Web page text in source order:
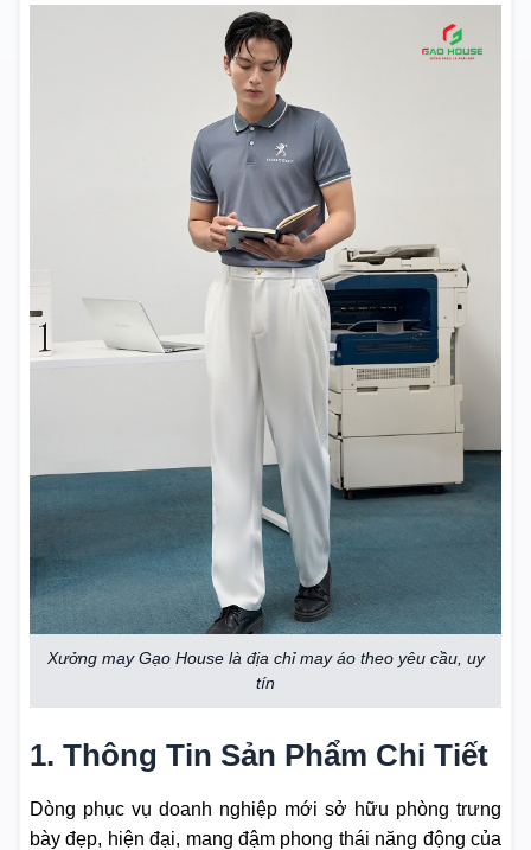
Xưởng may Gạo House là địa chỉ may áo theo yêu cầu, uy
tín
1. Thông Tin Sản Phẩm Chi Tiết
Dòng phục vụ doanh nghiệp mới sở hữu phòng trưng
bày đẹp, hiện đại, mang đậm phong thái năng động của